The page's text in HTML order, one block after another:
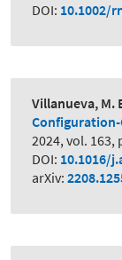
DOI: 10.1002/
Villanueva, M.
Configuration-
2024, vol. 163,
DOI: 10.1016/
arXiv: